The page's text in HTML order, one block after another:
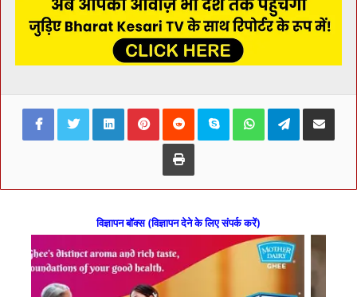
FacebookTwitterLinkedInPinterestReddit Skype WhatsAppTelegramShare via
Print
विज्ञापन बॉक्स (विज्ञापन देने के लिए संपर्क करें)